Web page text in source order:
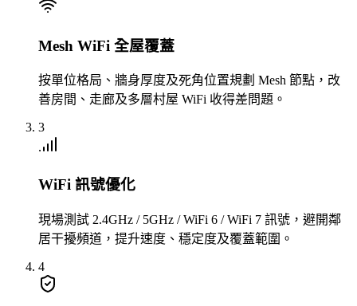
Mesh WiFi 全屋覆蓋
按單位格局、牆身厚度及死角位置規劃 Mesh 節點，改
善房間、走廊及多層村屋 WiFi 收得差問題。
3
WiFi 訊號優化
現場測試 2.4GHz / 5GHz / WiFi 6 / WiFi 7 訊號，避開鄰
居干擾頻道，提升速度、穩定度及覆蓋範圍。
4